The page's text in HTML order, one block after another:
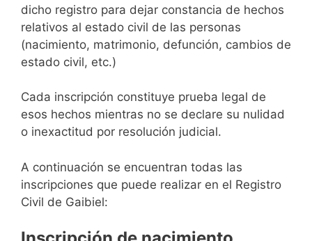
dicho registro para dejar constancia de hechos
relativos al estado civil de las personas
(nacimiento, matrimonio, defunción, cambios de
estado civil, etc.)
Cada inscripción constituye prueba legal de
esos hechos mientras no se declare su nulidad
o inexactitud por resolución judicial.
A continuación se encuentran todas las
inscripciones que puede realizar en el Registro
Civil de Gaibiel: